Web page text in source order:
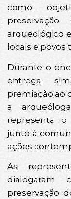
como
arqueológico
locais e povos
Durante o
entrega
premiação ao
a
representa
junto à
ações
As
dialogaram
preservação